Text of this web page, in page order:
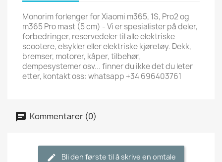
Monorim forlenger for Xiaomi m365, 1S, Pro2 og
m365 Pro mast (5 cm) - Vi er spesialister på deler,
forbedringer, reservedeler til alle elektriske
scootere, elsykler eller elektriske kjøretøy. Dekk,
bremser, motorer, kåper, tilbehør,
dempesystemer osv... finner du ikke det du leter
etter, kontakt oss: whatsapp +34 696403761
Kommentarer (0)
Bli den første til å skrive en omtale